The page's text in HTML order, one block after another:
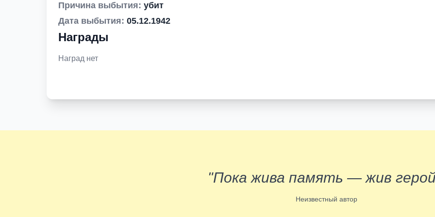
Причина выбытия: убит
Дата выбытия: 05.12.1942
Награды
Наград нет
"Пока жива память — жив
Неизвестный автор